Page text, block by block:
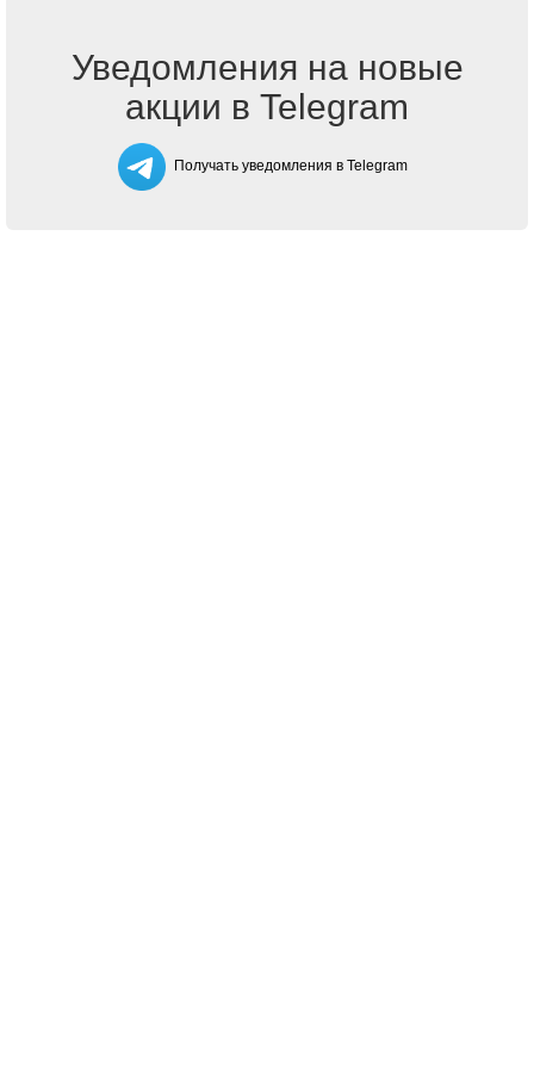
Уведомления на новые
акции в Telegram
Получать уведомления в Telegram